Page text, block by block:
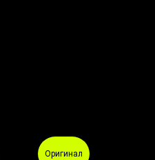
Оригинал